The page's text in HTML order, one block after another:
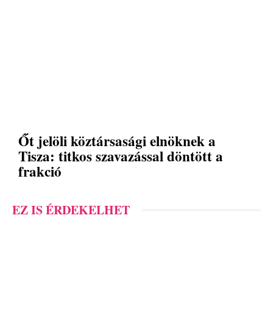
Őt jelöli köztársasági elnöknek a
Tisza: titkos szavazással döntött a
frakció
EZ IS ÉRDEKELHET